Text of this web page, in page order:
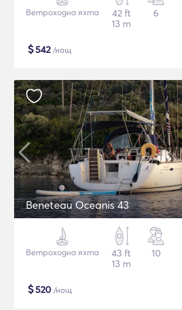
Ветроходна яхта
42 ft
13 m
6
$542/нощ
Beneteau Oceanis 43
Ветроходна яхта
43 ft
13 m
10
$520 /нощ